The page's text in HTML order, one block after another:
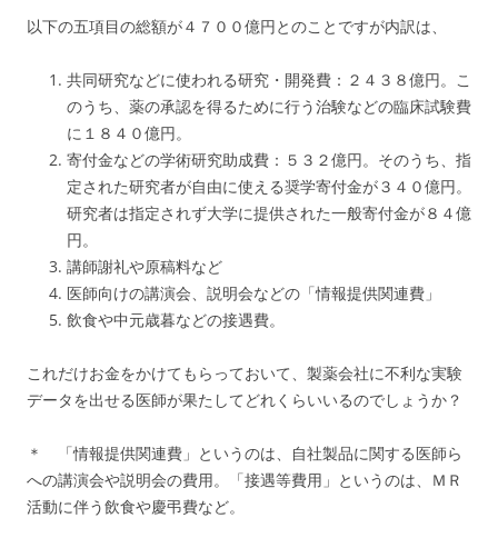
以下の五項目の総額が４７００億円とのことですが内訳は、
共同研究などに使われる研究・開発費：２４３８億円。こ
のうち、薬の承認を得るために行う治験などの臨床試験費
に１８４０億円。
寄付金などの学術研究助成費：５３２億円。そのうち、指
定された研究者が自由に使える奨学寄付金が３４０億円。
研究者は指定されず大学に提供された一般寄付金が８４億
円。
講師謝礼や原稿料など
医師向けの講演会、説明会などの「情報提供関連費」
飲食や中元歳暮などの接遇費。
これだけお金をかけてもらっておいて、製薬会社に不利な実験
データを出せる医師が果たしてどれくらいいるのでしょうか？
＊ 「情報提供関連費」というのは、自社製品に関する医師ら
への講演会や説明会の費用。「接遇等費用」というのは、ＭＲ
活動に伴う飲食や慶弔費など。